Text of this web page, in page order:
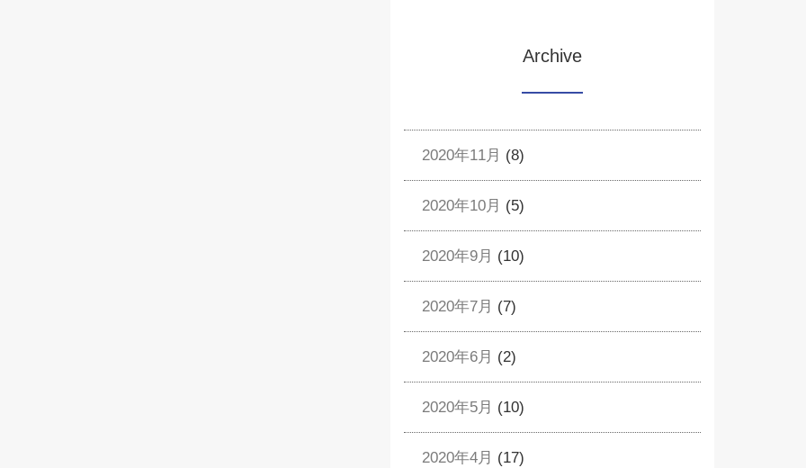
Archive
2020年11月 (8)
2020年10月 (5)
2020年9月 (10)
2020年7月 (7)
2020年6月 (2)
2020年5月 (10)
2020年4月 (17)